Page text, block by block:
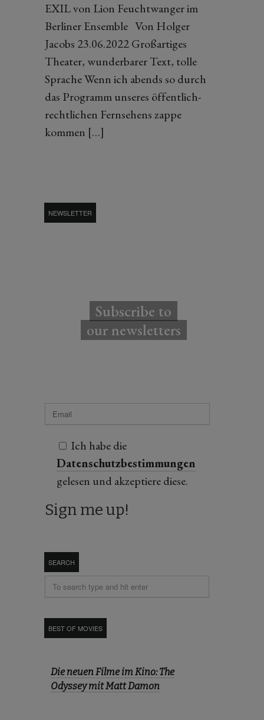
EXIL von Lion Feuchtwanger im
Berliner Ensemble Von Holger
Jacobs 23.06.2022 Großartiges
Theater, wunderbarer Text, tolle
Sprache Wenn ich abends so durch
das Programm unseres öffentlich-
rechtlichen Fernsehens zappe
kommen […]
NEWSLETTER
Subscribe to
our newsletters
Ich habe die
Datenschutzbestimmungen
gelesen und akzeptiere diese.
SEARCH
BEST OF MOVIES
Die neuen Filme im Kino: The
Odyssey mit Matt Damon